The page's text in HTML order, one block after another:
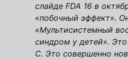
слайде FDA 16 в
«побочный эффект».
«Мультисистемный
синдром у детей».
C. Это совершенно